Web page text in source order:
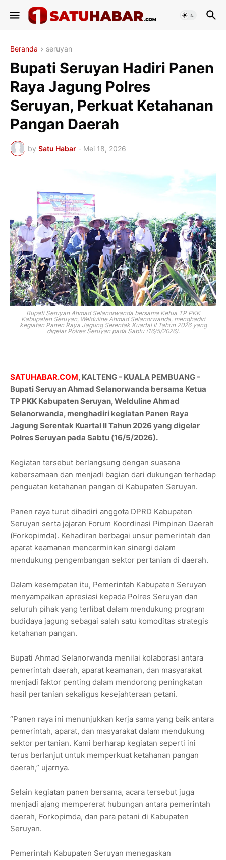
Beranda seruyan
Bupati Seruyan Hadiri Panen
Raya Jagung Polres
Seruyan, Perkuat Ketahanan
Pangan Daerah
by Satu Habar - Mei 18, 2026
Bupati Seruyan Ahmad Selanorwandabersama Ketua TP PKK
Kabupaten Seruyan, Welduline Ahmad Selanorwanda, menghadiri
kegiatan Panen Raya Jagung Serentak Kuartal II Tahun 2026 yang
digelarPolres Seruyanpada Sabtu (16/5/2026).
SATUHABAR.COM, KALTENG - KUALA PEMBUANG -
Bupati SeruyanAhmad Selanorwanda bersama Ketua
TP PKK Kabupaten Seruyan,Welduline Ahmad
Selanorwanda, menghadiri kegiatan Panen Raya
Jagung Serentak Kuartal II Tahun 2026 yang digelar
Polres Seruyan pada Sabtu (16/5/2026).
Kegiatan tersebut berlangsung dengan suasana
kebersamaan dan menjadi bagian dari dukungan terhadap
penguatan ketahanan pangan di Kabupaten Seruyan.
Panen raya turut dihadiri anggota DPRD Kabupaten
Seruyan serta jajaran Forum Koordinasi Pimpinan Daerah
(Forkopimda). Kehadiran berbagai unsur pemerintah dan
aparat keamanan mencerminkan sinergi dalam
mendukung pengembangan sektor pertanian di daerah.
Dalam kesempatan itu, Pemerintah Kabupaten Seruyan
menyampaikan apresiasi kepada Polres Seruyan dan
seluruh pihak yang terlibat dalam mendukung program
budidaya jagung sebagai salah satu komoditas strategis
ketahanan pangan.
Bupati Ahmad Selanorwanda menilai kolaborasi antara
pemerintah daerah, aparat keamanan, dan masyarakat
menjadi faktor penting dalam mendorong peningkatan
hasil pertanian sekaligus kesejahteraan petani.
“Panen raya ini menunjukkan kerja sama yang baik antara
pemerintah, aparat, dan masyarakat dalam mendukung
sektor pertanian. Kami berharap kegiatan seperti ini
terus berlanjut untuk memperkuat ketahanan pangan
daerah,” ujarnya.
Selain kegiatan panen bersama, acara tersebut juga
menjadi ajang mempererat hubungan antara pemerintah
daerah, Forkopimda, dan para petani di Kabupaten
Seruyan.
Pemerintah Kabupaten Seruyan menegaskan